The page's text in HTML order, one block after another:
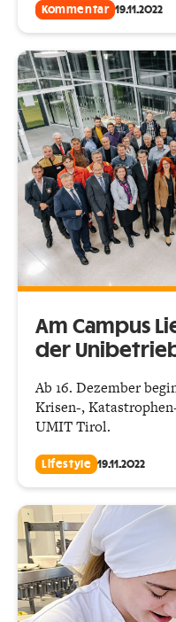
Kommentar 19.11.2022
Am Campus
der
Ab 16. Dezember
Krisen-,
UMIT Tirol.
Lifestyle 19.11.2022